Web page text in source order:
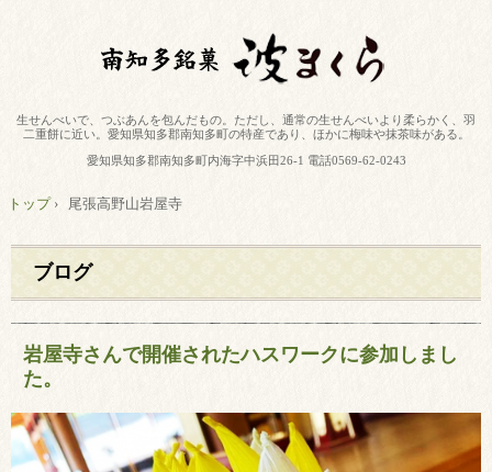
生せんべいで、つぶあんを包んだもの。ただし、通常の生せんべいより柔らかく、羽
二重餅に近い。愛知県知多郡南知多町の特産であり、ほかに梅味や抹茶味がある。
愛知県知多郡南知多町内海字中浜田26-1 電話0569-62-0243
トップ› 尾張高野山岩屋寺
ブログ
岩屋寺さんで開催されたハスワークに参加しまし
た。